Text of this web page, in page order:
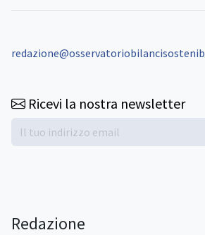
Ricevi la nostra newsletter
Redazione